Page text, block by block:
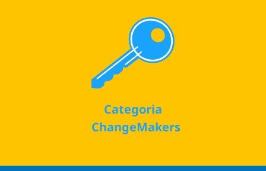
Categoria
ChangeMakers